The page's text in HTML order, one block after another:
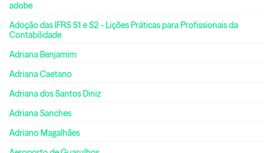
adobe
Adoção das IFRS S1 e S2 - Lições Práticas para Profissionais da
Contabilidade
Adriana Benjamim
Adriana Caetano
Adriana dos Santos Diniz
Adriana Sanches
Adriano Magalhães